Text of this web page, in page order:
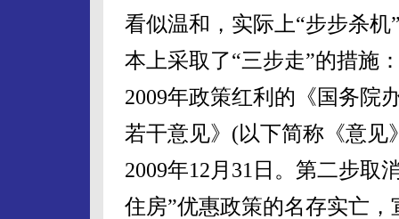
看似温和，实际上“步步杀
本上采取了“三步走”的措施
2009年政策红利的《国务院
若干意见》(以下简称《意
2009年12月31日。第二步取
住房”优惠政策的名存实亡